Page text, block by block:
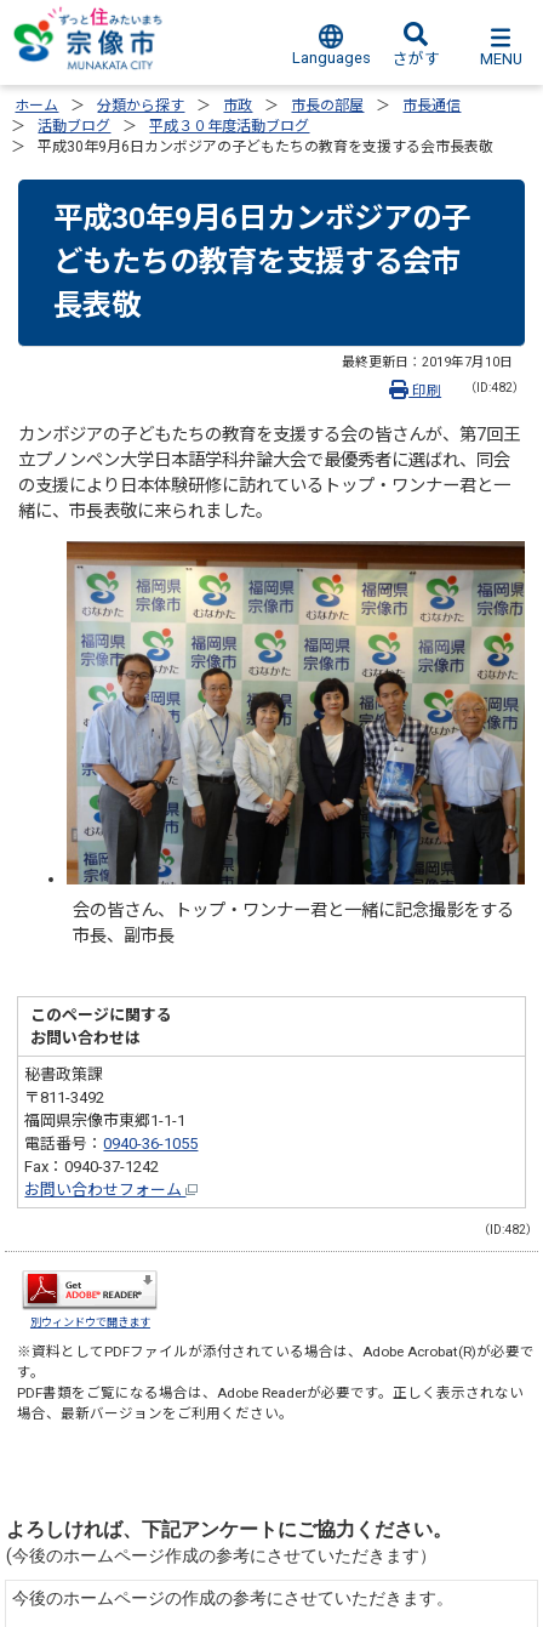
Languages さがす MENU
ホーム 分類から探す 市政 市長の部屋
市長通信
活動ブログ
平成３０年度活動ブログ
平成30年9月6日カンボジアの子どもたちの教育を支援する会市長表敬
平成30年9月6日カンボジアの子
どもたちの教育を支援する会市
長表敬
最終更新日： 2019年7月10日
（ID:482）
印刷
カンボジアの子どもたちの教育を支援する会の皆さんが、第7回王
立プノンペン大学日本語学科弁論大会で最優秀者に選ばれ、同会
の支援により日本体験研修に訪れているトップ・ワンナー君と一
緒に、市長表敬に来られました。
会の皆さん、トップ・ワンナー君と一緒に記念撮影をする
市長、副市長
このページに関する
お問い合わせは
秘書政策課
〒811-3492
福岡県宗像市東郷1-1-1
電話番号：0940-36-1055
Fax：0940-37-1242
お問い合わせフォーム
（ID:482）
別ウィンドウで開きます
※資料としてPDFファイルが添付されている場合は、Adobe Acrobat(R)が必要で
す。
PDF書類をご覧になる場合は、Adobe Readerが必要です。正しく表示されない
場合、最新バージョンをご利用ください。